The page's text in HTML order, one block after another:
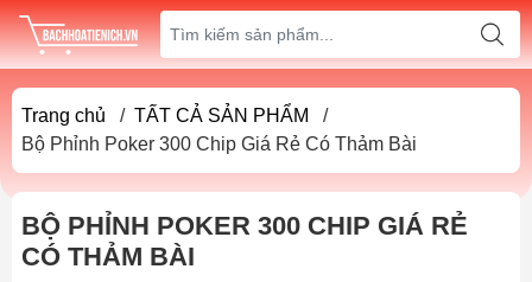
Trang chủ / TẤT CẢ SẢN PHẨM
/
Bộ Phỉnh Poker 300 Chip Giá Rẻ Có Thảm Bài
BỘ PHỈNH POKER 300 CHIP GIÁ RẺ
CÓ THẢM BÀI